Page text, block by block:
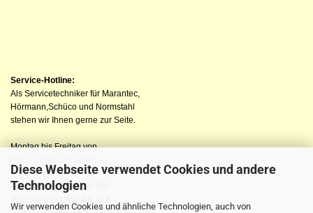
Diese Webseite verwendet Cookies und andere
Technologien
Wir verwenden Cookies und ähnliche Technologien, auch von
Service-Hotline:
Als Servicetechniker für Marantec,
Hörmann,Schüco und Normstahl
stehen wir Ihnen gerne zur Seite.
Montag bis Freitag von
Telefon: 04523 98 40 290